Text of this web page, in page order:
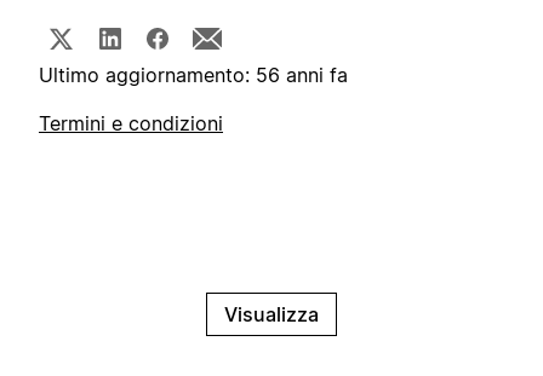
Ultimo aggiornamento: 56 anni fa
Termini e condizioni
Visualizza